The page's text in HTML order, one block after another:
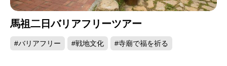
の島」とも呼ばれるほど、戦地のにおいがぷんぷ
んと漂う島です。また、金門では歴史の爪痕が数
え切れないほど残っており、面積としては小さい
馬祖二日バリアフリーツアー
#バリアフリー #戦地文化 #寺廟で福を祈る